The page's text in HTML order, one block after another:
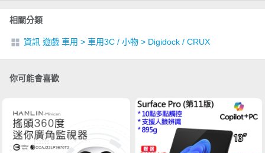
相關分類
資訊 遊戲 車用 > 車用3C / 小物 > Digidock / CRUX
你可能會喜歡